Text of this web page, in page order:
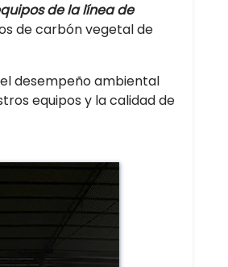
de la línea de
de carbón vegetal de
desempeño ambiental
equipos y la calidad de